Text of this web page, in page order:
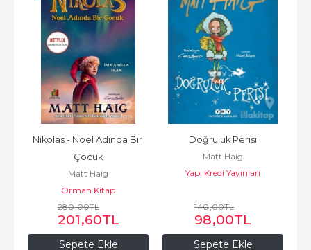
Sepete Ekle
Nikolas - Noel Adında Bir
Çocuk
Matt Haig
Orman Kitap
280,00TL
201,60TL
Sepete Ekle
Doğruluk Perisi
Matt Haig
Yapı Kredi Yayınları
140,00TL
98,00TL